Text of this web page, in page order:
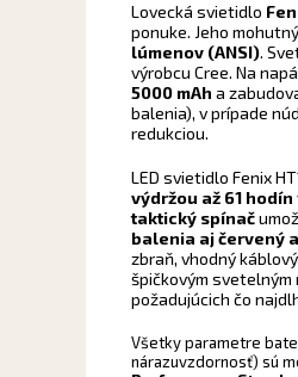
Lovecká svietidlo
ponuke. Jeho
lúmenov (ANSI).
výrobcu Cree. Na
5000 mAh a
balenia), v prípade
redukciou.
LED svietidlo Fenix
výdržou až 61 hodín
taktický spínač
balenia aj červený
zbraň, vhodný
špičkovým
požadujúcich čo
Všetky parametre
nárazuvzdornosť) sú